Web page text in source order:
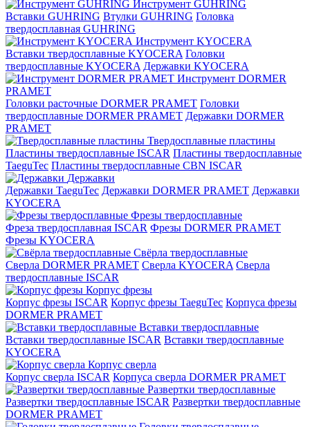
Инструмент GUHRING
Вставки GUHRING Втулки GUHRING Головка
твердосплавная GUHRING
Инструмент KYOCERA
Вставки твердосплавные KYOCERA Головки
твердосплавные KYOCERA Державки KYOCERA
Инструмент DORMER
PRAMET
Головки расточные DORMER PRAMET Головки
твердосплавные DORMER PRAMET Державки DORMER
PRAMET
Твердосплавные пластины
Пластины твердосплавные ISCAR Пластины твердосплавные
TaeguTec Пластины твердосплавные CBN ISCAR
Державки
Державки TaeguTec Державки DORMER PRAMET Державки
KYOCERA
Фрезы твердосплавные
Фреза твердосплавная ISCAR Фрезы DORMER PRAMET
Фрезы KYOCERA
Свёрла твердосплавные
Сверла DORMER PRAMET Сверла KYOCERA Сверла
твердосплавные ISCAR
Корпус фрезы
Корпус фрезы ISCAR Корпус фрезы TaeguTec Корпуса фрезы
DORMER PRAMET
Вставки твердосплавные
Вставки твердосплавные ISCAR Вставки твердосплавные
KYOCERA
Корпус сверла
Корпус сверла ISCAR Корпуса сверла DORMER PRAMET
Развертки твердосплавные
Развертки твердосплавные ISCAR Развертки твердосплавные
DORMER PRAMET